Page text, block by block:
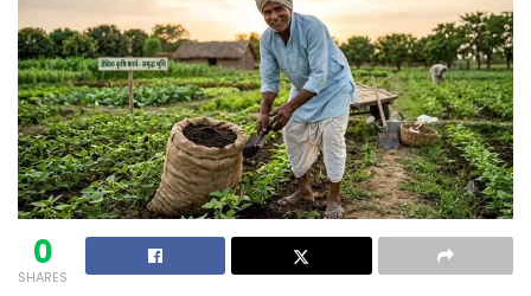
0
SHARES